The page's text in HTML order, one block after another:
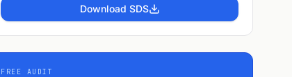
Download SDS
FREE AUDIT